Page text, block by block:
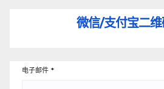
微信/支付宝二
电子邮件 *